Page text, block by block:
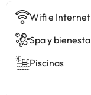
Wifi e Internet
Spa y
Piscinas